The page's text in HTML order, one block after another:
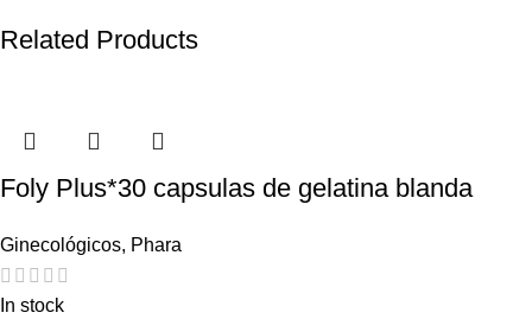
Related Products
Foly Plus*30 capsulas de gelatina blanda
Ginecológicos, Phara
In stock